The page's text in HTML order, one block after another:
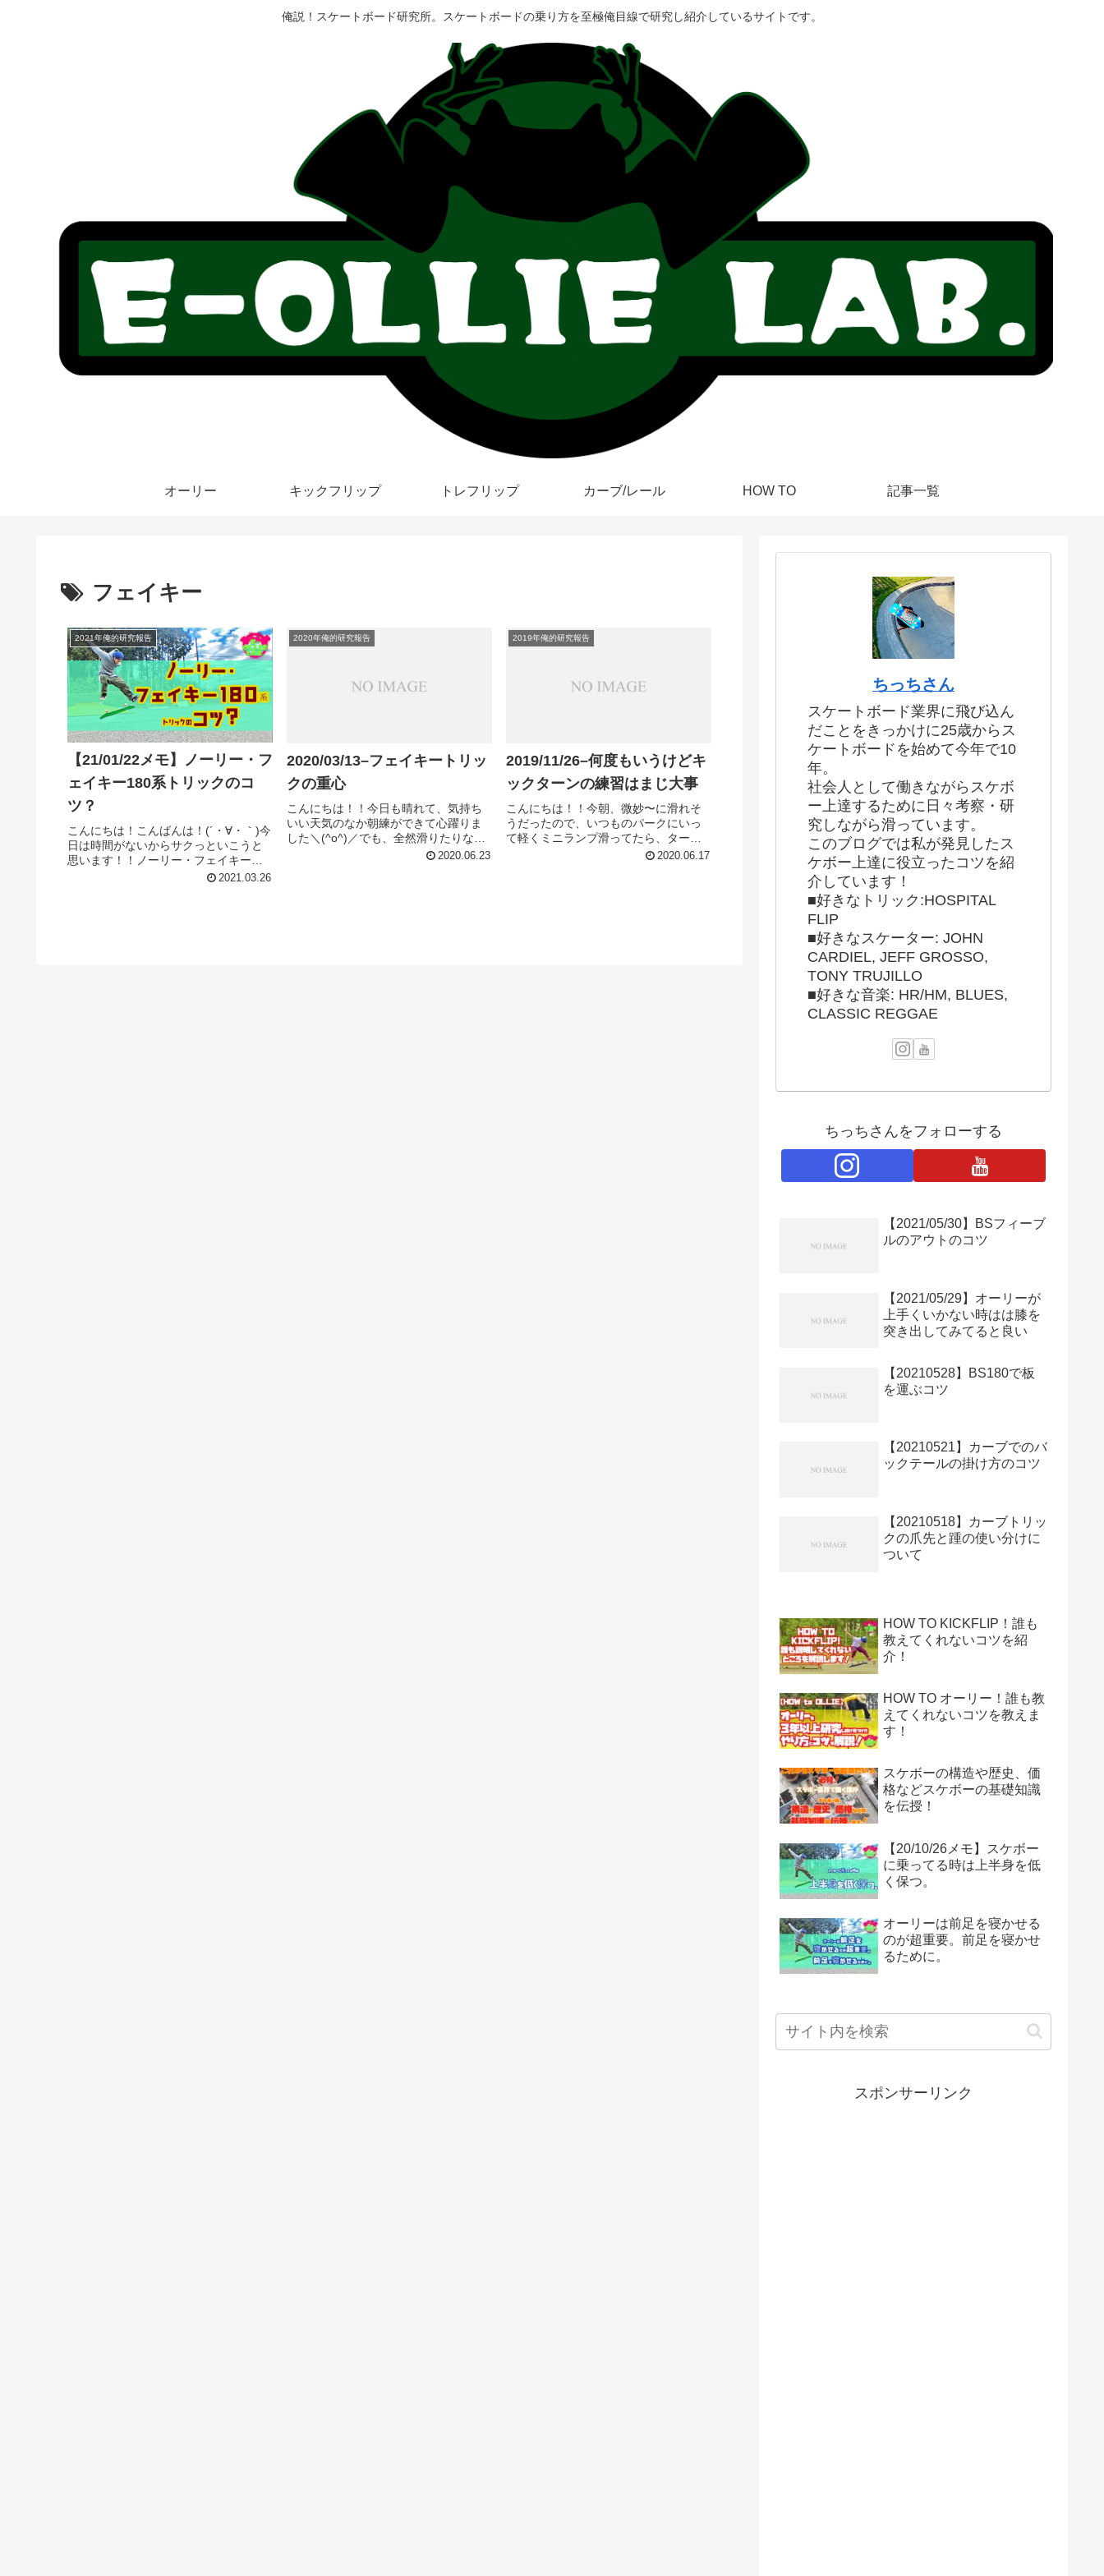
俺説！スケートボード研究所。スケートボードの乗り方を至極俺目線で研究し紹介しているサイトです。
オーリー キックフリップ トレフリップ カーブ/レール HOW TO 記事一覧
フェイキー
2021年俺的研究報告
【21/01/22メモ】ノーリー・フ
ェイキー180系トリックのコ
ツ？
こんにちは！こんばんは！(´・∀・｀)今
日は時間がないからサクっといこうと
思います！！ノーリー・フェイキーの
180系トリックのコツ？ってことです
2021.03.26
2020年俺的研究報告
2020/03/13–フェイキートリッ
クの重心
こんにちは！！今日も晴れて、気持ち
いい天気のなか朝練ができて心躍りま
した＼(^o^)／でも、全然滑りたりない
(´・∀・｀)明るくなるの早くなったし、
2020.06.23
2019年俺的研究報告
2019/11/26–何度もいうけどキ
ックターンの練習はまじ大事
こんにちは！！今朝、微妙〜に滑れそ
うだったので、いつものパークにいっ
て軽くミニランプ滑ってたら、ターン
をしてたらいきなりズッこけて、何か
2020.06.17
ちっちさん
スケートボード業界に飛び込ん
だことをきっかけに25歳からス
ケートボードを始めて今年で10
年。
社会人として働きながらスケボ
ー上達するために日々考察・研
究しながら滑っています。
このブログでは私が発見したス
ケボー上達に役立ったコツを紹
介しています！
■好きなトリック:HOSPITAL
FLIP
■好きなスケーター: JOHN
CARDIEL, JEFF GROSSO,
TONY TRUJILLO
■好きな音楽: HR/HM, BLUES,
CLASSIC REGGAE
ちっちさんをフォローする
【2021/05/30】BSフィーブ
ルのアウトのコツ
【2021/05/29】オーリーが
上手くいかない時はは膝を
突き出してみてると良い
【20210528】BS180で板
を運ぶコツ
【20210521】カーブでのバ
ックテールの掛け方のコツ
【20210518】カーブトリッ
クの爪先と踵の使い分けに
ついて
HOW TO KICKFLIP！誰も
教えてくれないコツを紹
介！
HOW TO オーリー！誰も教
えてくれないコツを教えま
す！
スケボーの構造や歴史、価
格などスケボーの基礎知識
を伝授！
【20/10/26メモ】スケボー
に乗ってる時は上半身を低
く保つ。
オーリーは前足を寝かせる
のが超重要。前足を寝かせ
るために。
スポンサーリンク